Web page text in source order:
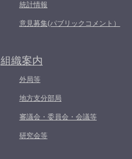
統計情報
意見募集(パブリックコメント）
組織案内
外局等
地方支分部局
審議会・委員会・会議等
研究会等